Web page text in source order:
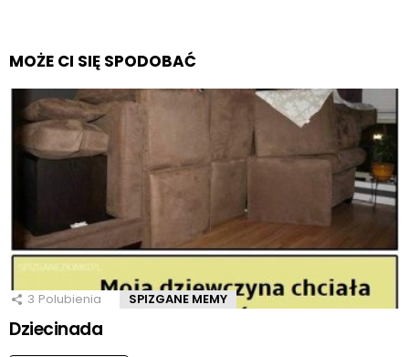
MOŻE CI SIĘ SPODOBAĆ
3 Polubienia SPIZGANE MEMY
Dziecinada